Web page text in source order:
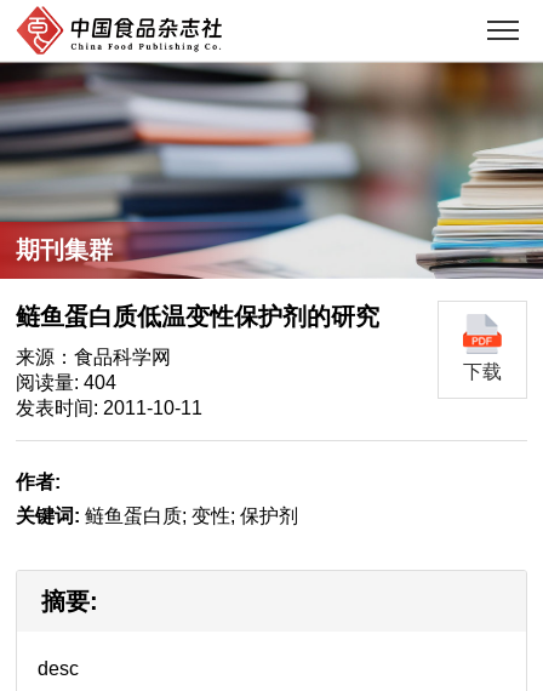
期刊集群
鲢鱼蛋白质低温变性保护剂的研究
来源：食品科学网
阅读量: 404
发表时间: 2011-10-11
下载
作者:
关键词: 鲢鱼蛋白质; 变性; 保护剂
摘要:
desc